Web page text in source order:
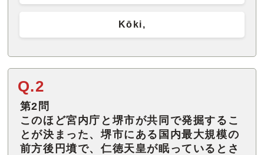
Kōki,
Q.2
第2問
このほど宮内庁と堺市が共同で発掘するこ
とが決まった、堺市にある国内最大規模の
前方後円墳で、仁徳天皇が眠っているとさ